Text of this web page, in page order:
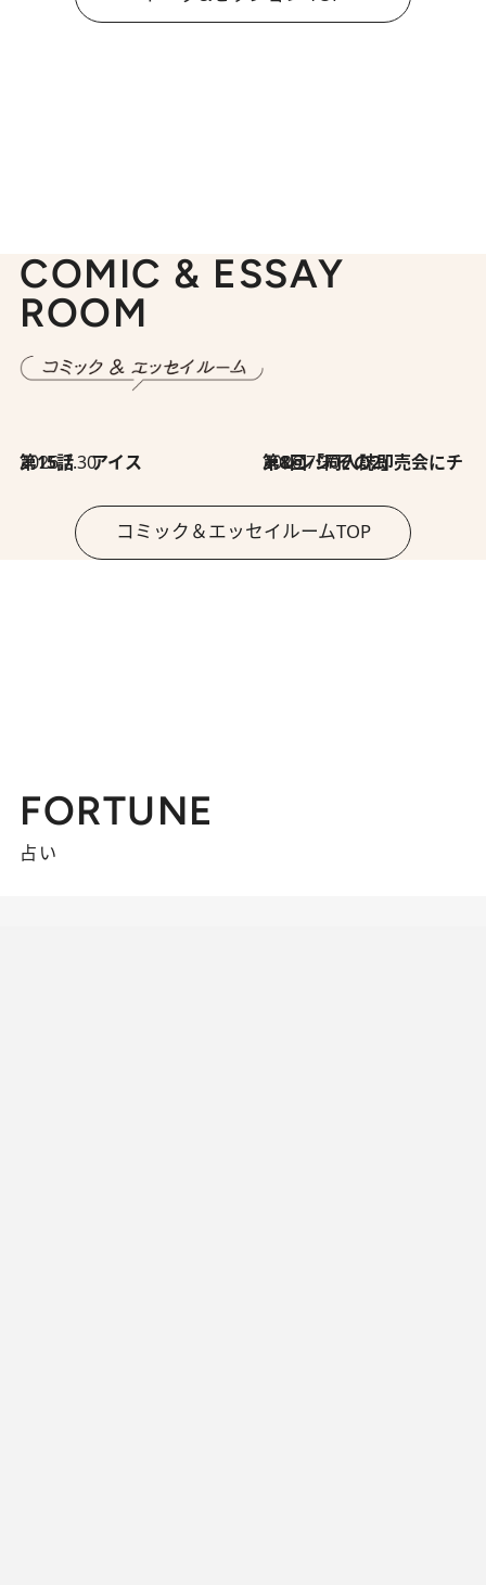
COMIC & ESSAY
ROOM
2026.7.30
第15話 アイス 2026.7.30
第8回「同人誌即売会にチャレンジ その2」
コミック＆エッセイルームTOP
FORTUNE
占い